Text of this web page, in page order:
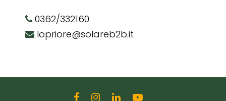
0362/332160
lopriore@solareb2b.it